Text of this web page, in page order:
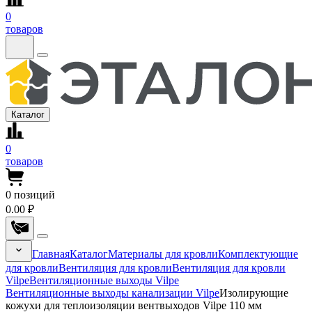
0
товаров
Каталог
0
товаров
0 позиций
0.00 ₽
ГлавнаяКаталогМатериалы для кровлиКомплектующие
для кровлиВентиляция для кровлиВентиляция для кровли
VilpeВентиляционные выходы Vilpe
Вентиляционные выходы канализации VilpeИзолирующие
кожухи для теплоизоляции вентвыходов Vilpe 110 мм